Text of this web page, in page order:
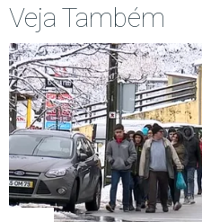
Veja Também